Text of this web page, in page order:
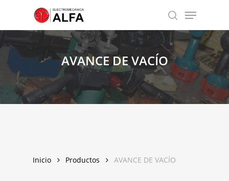
main
content
search
Menu
AVANCE DEVACÍO
Inicio Productos AVANCE DE VACÍO
Close
Menu